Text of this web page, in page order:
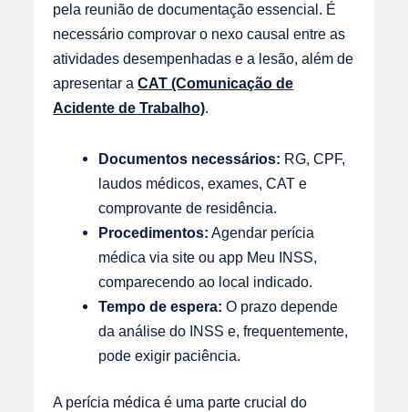
pela reunião de documentação essencial. É
necessário comprovar o nexo causal entre as
atividades desempenhadas e a lesão, além de
apresentar aCAT (Comunicação de
Acidente de Trabalho).
Documentos necessários: RG, CPF,
laudos médicos, exames, CAT e
comprovante de residência.
Procedimentos: Agendar perícia
médica via site ou app Meu INSS,
comparecendo ao local indicado.
Tempo de espera: O prazo depende
da análise do INSS e, frequentemente,
pode exigir paciência.
A perícia médica é uma parte crucial do